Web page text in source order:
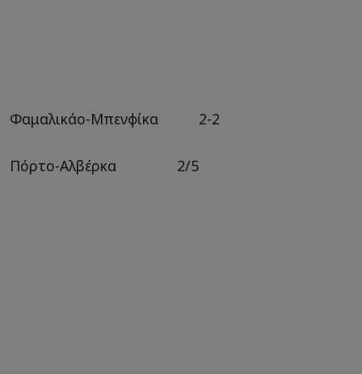
Φαμαλικάο-Μπενφίκα 2-2
Πόρτο-Αλβέρκα 2/5